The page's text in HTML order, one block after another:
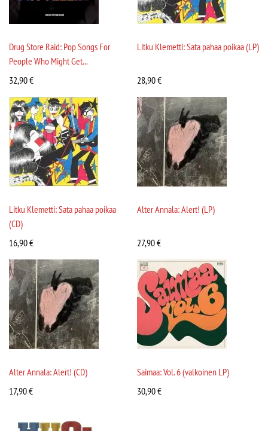
Drug Store Raid: Pop Songs For
People Who Might Get...
32,90€
Litku Klemetti: Sata pahaa poikaa (LP)
28,90€
Litku Klemetti: Sata pahaa poikaa
(CD)
16,90€
Alter Annala: Alert! (LP)
27,90€
Alter Annala: Alert! (CD)
17,90€
Saimaa: Vol. 6 (valkoinen LP)
30,90€